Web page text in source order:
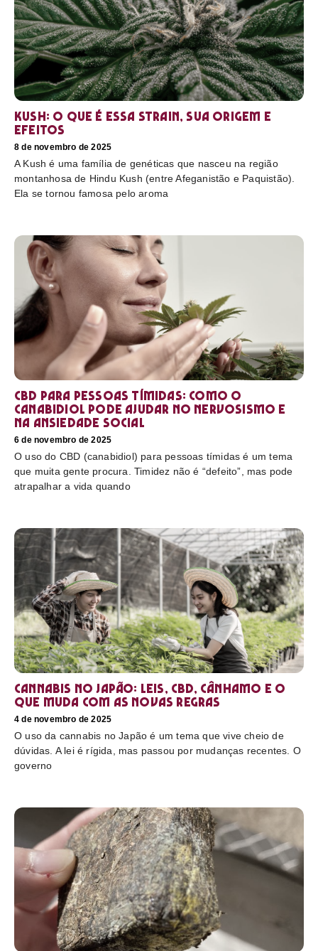
Kush: o que é essa strain, sua origem e
efeitos
8 de novembro de 2025
A Kush é uma família de genéticas que nasceu na região
montanhosa de Hindu Kush (entre Afeganistão e Paquistão).
Ela se tornou famosa pelo aroma
CBD para pessoas tímidas: como o
canabidiol pode ajudar no nervosismo e
na ansiedade social
6 de novembro de 2025
O uso do CBD (canabidiol) para pessoas tímidas é um tema
que muita gente procura. Timidez não é “defeito”, mas pode
atrapalhar a vida quando
Cannabis no Japão: leis, CBD, cânhamo e o
que muda com as novas regras
4 de novembro de 2025
O uso da cannabis no Japão é um tema que vive cheio de
dúvidas. A lei é rígida, mas passou por mudanças recentes. O
governo